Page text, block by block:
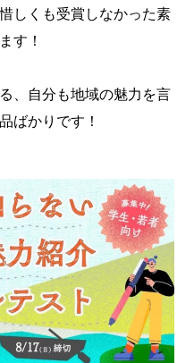
しくも受賞しなかった素
す！
、自分も地域の魅力を言
ばかりです！